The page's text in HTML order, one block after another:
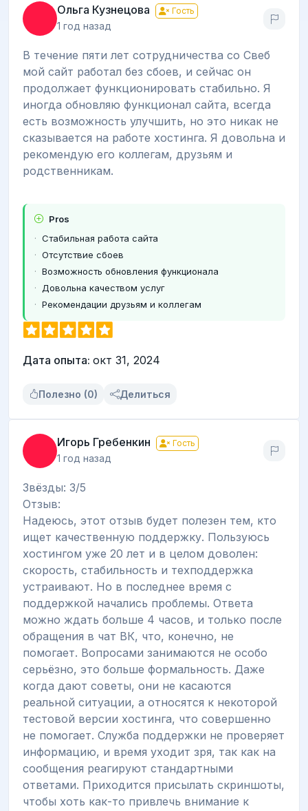
Ольга Кузнецова Гость
1 год назад
В течение пяти лет сотрудничества со Свеб
мой сайт работал без сбоев, и сейчас он
продолжает функционировать стабильно. Я
иногда обновляю функционал сайта, всегда
есть возможность улучшить, но это никак не
сказывается на работе хостинга. Я довольна и
рекомендую его коллегам, друзьям и
родственникам.
Pros
Стабильная работа сайта
Отсутствие сбоев
Возможность обновления функционала
Довольна качеством услуг
Рекомендации друзьям и коллегам
Дата опыта: окт 31, 2024
Полезно (0) Делиться
Игорь Гребенкин Гость
1 год назад
Звёзды: 3/5
Отзыв:
Надеюсь, этот отзыв будет полезен тем, кто
ищет качественную поддержку. Пользуюсь
хостингом уже 20 лет и в целом доволен:
скорость, стабильность и техподдержка
устраивают. Но в последнее время с
поддержкой начались проблемы. Ответа
можно ждать больше 4 часов, и только после
обращения в чат ВК, что, конечно, не
помогает. Вопросами занимаются не особо
серьёзно, это больше формальность. Даже
когда дают советы, они не касаются
реальной ситуации, а относятся к некоторой
тестовой версии хостинга, что совершенно
не помогает. Служба поддержки не проверяет
информацию, и время уходит зря, так как на
сообщения реагируют стандартными
ответами. Приходится присылать скриншоты,
чтобы хоть как-то привлечь внимание к